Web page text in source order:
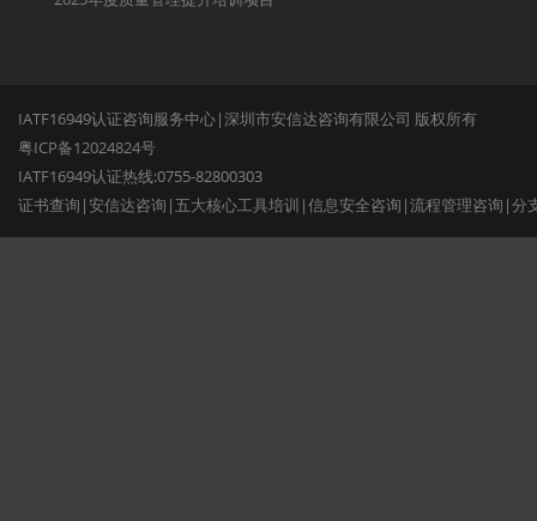
IATF16949认证咨询服务中心|深圳市安信达咨询有限公司 版权所有
粤ICP备12024824号
IATF16949认证热线:0755-82800303
证书查询 |安信达咨询 | 五大核心工具培训 |信息安全咨询 |流程管理咨询 |分